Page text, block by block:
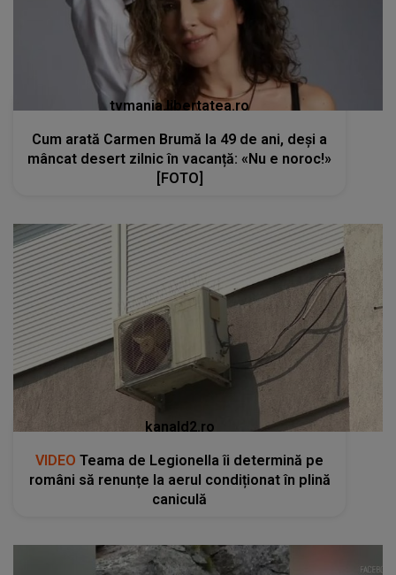
tvmania.libertatea.ro
Cum arată Carmen Brumă la 49 de ani, deși a
mâncat desert zilnic în vacanță: «Nu e noroc!»
[FOTO]
kanald2.ro
VIDEO Teama de Legionella îi determină pe
români să renunțe la aerul condiționat în plină
caniculă